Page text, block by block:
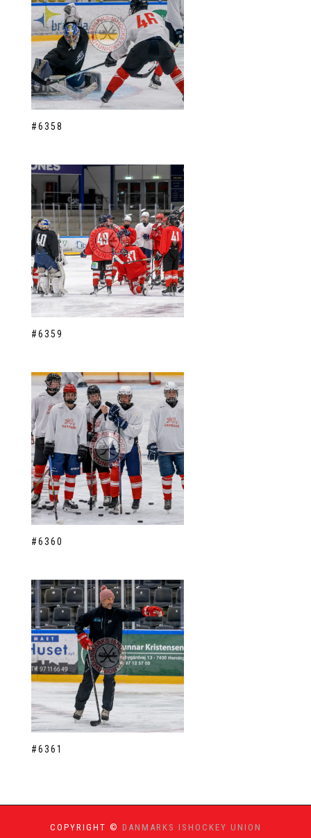
#6358
#6359
#6360
#6361
COPYRIGHT © DANMARKS ISHOCKEY UNION